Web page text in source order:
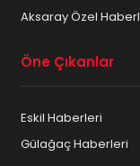
Aksaray Özel
Öne Çıkanlar
Eskil Haberleri
Gülağaç Haberleri